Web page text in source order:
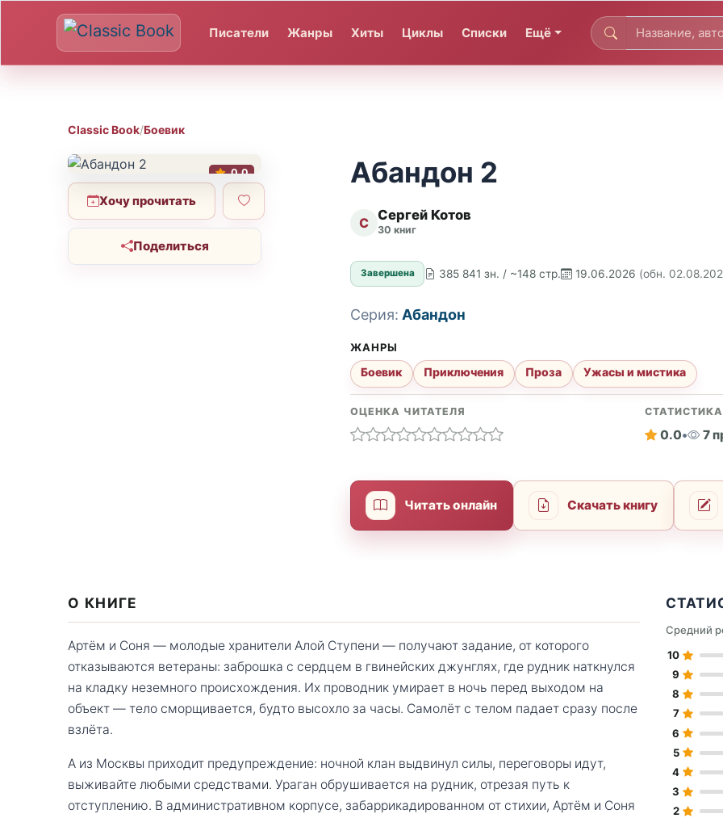
Писатели Жанры Хиты Циклы Списки Ещё
Classic Book/Боевик
0.0
Хочу прочитать
Поделиться
Абандон 2
С Сергей Котов
30 книг
Завершена 385 841 зн. / ~148 стр. 19.06.2026 (обн.
Серия: Абандон
ЖАНРЫ
Боевик Приключения Проза Ужасы и мистика
ОЦЕНКА ЧИТАТЕЛЯ СТАТИСТИКА
0.0• 7
Читать онлайн Скачать книгу
О КНИГЕ
Артём и Соня — молодые хранители Алой Ступени — получают задание, от которого
отказываются ветераны: заброшка с сердцем в гвинейских джунглях, где рудник наткнулся
на кладку неземного происхождения. Их проводник умирает в ночь перед выходом на
объект — тело сморщивается, будто высохло за часы. Самолёт с телом падает сразу после
взлёта.
А из Москвы приходит предупреждение: ночной клан выдвинул силы, переговоры идут,
выживайте любыми средствами. Ураган обрушивается на рудник, отрезая путь к
отступлению. В административном корпусе, забаррикадированном от стихии, Артём и Соня
Средний
10
9
8
7
6
5
4
3
2